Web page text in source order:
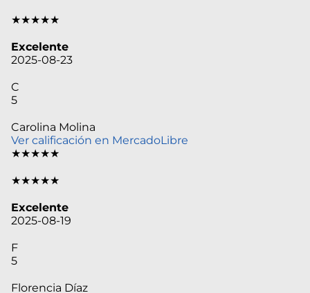
★★★★★
Excelente
2025-08-23
C
5
Carolina Molina
Ver calificación en MercadoLibre
★★★★★
★★★★★
Excelente
2025-08-19
F
5
Florencia Díaz